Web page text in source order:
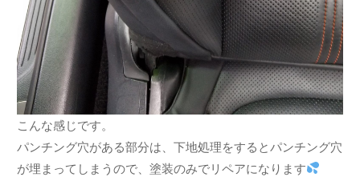
こんな感じです。
パンチング穴がある部分は、下地処理をするとパンチング穴
が埋まってしまうので、塗装のみでリペアになります